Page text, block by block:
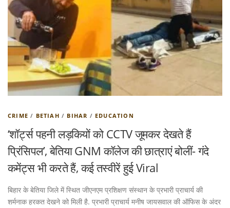
CRIME / BETIAH / BIHAR / EDUCATION
‘शॉर्ट्स पहनी लड़कियों को CCTV जूमकर देखते हैं
प्रिंसिपल’, बेतिया GNM कॉलेज की छात्राएं बोलीं- गंदे
कमेंट्स भी करते हैं, कई तस्वीरें हुई Viral
बिहार के बेतिया जिले में स्थित जीएनएम प्रशिक्षण संस्थान के प्रभारी प्राचार्य की
शर्मनाक हरकत देखने को मिली है. प्रभारी प्राचार्य मनीष जायसवाल की ऑफिस के अंदर